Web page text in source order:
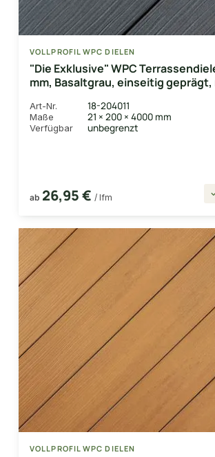
VOLLPROFIL WPC DIELEN
"Die Exklusive" WPC
mm, Basaltgrau, einseitig geprägt,
Art-Nr. 18-204011
Maße 21 × 200 × 4000 mm
Verfügbar unbegrenzt
ab 26,95 € / lfm
VOLLPROFIL WPC DIELEN